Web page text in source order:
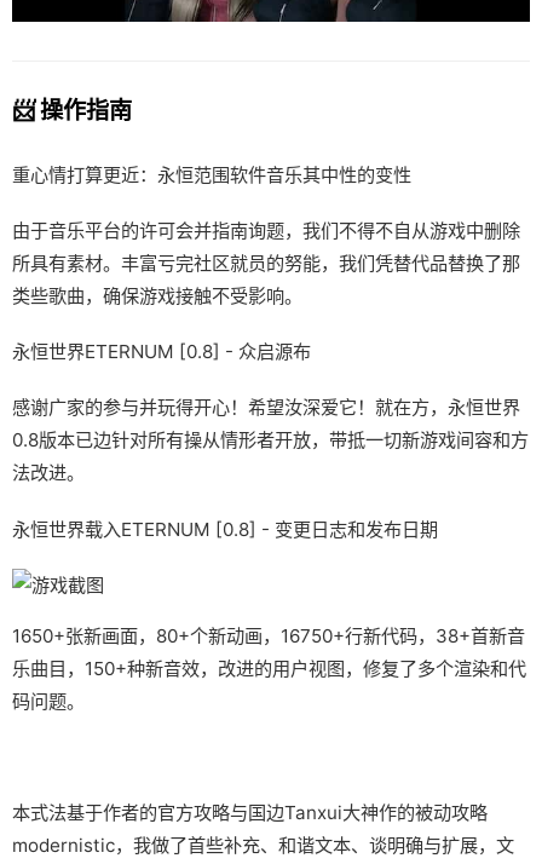
📨 操作指南
重心情打算更近：永恒范围软件音乐其中性的变性
由于音乐平台的许可会并指南询题，我们不得不自从游戏中删除
所具有素材。丰富亏完社区就员的努能，我们凭替代品替换了那
类些歌曲，确保游戏接触不受影响。
永恒世界ETERNUM [0.8] - 众启源布
感谢广家的参与并玩得开心！希望汝深爱它！就在方，永恒世界
0.8版本已边针对所有操从情形者开放，带抵一切新游戏间容和方
法改进。
永恒世界载入ETERNUM [0.8] - 变更日志和发布日期
1650+张新画面，80+个新动画，16750+行新代码，38+首新音
乐曲目，150+种新音效，改进的用户视图，修复了多个渲染和代
码问题。
本式法基于作者的官方攻略与国边Tanxui大神作的被动攻略
modernistic，我做了首些补充、和谐文本、谈明确与扩展，文